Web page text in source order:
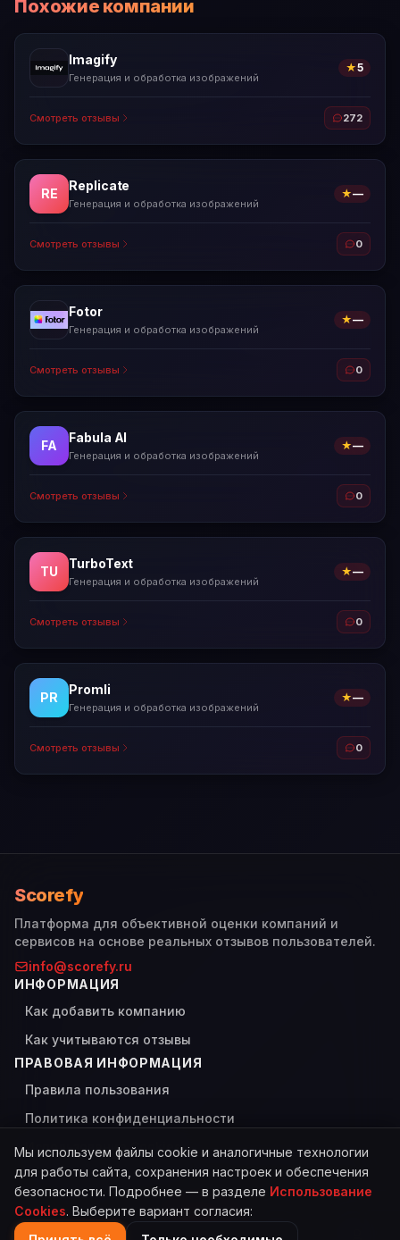
Похожие компании
Imagify
Генерация и обработка изображений
★5
Смотреть отзывы 272
RE
Replicate
Генерация и обработка изображений
★—
Смотреть отзывы 0
Fotor
Генерация и обработка изображений
★—
Смотреть отзывы 0
FA
Fabula AI
Генерация и обработка изображений
★—
Смотреть отзывы 0
TU
TurboText
Генерация и обработка изображений
★—
Смотреть отзывы 0
PR
Promli
Генерация и обработка изображений
★—
Смотреть отзывы 0
Scorefy
Платформа для объективной оценки компаний и
сервисов на основе реальных отзывов пользователей.
info@scorefy.ru
ИНФОРМАЦИЯ
Как добавить компанию
Как учитываются отзывы
ПРАВОВАЯ ИНФОРМАЦИЯ
Правила пользования
Политика конфиденциальности
Использование Cookies
© 2026 Scorefy. Все права защищены.
Сделано с для пользователей
Мы используем файлы cookie и аналогичные технологии
для работы сайта, сохранения настроек и обеспечения
безопасности. Подробнее — в разделе Использование
Cookies. Выберите вариант согласия: